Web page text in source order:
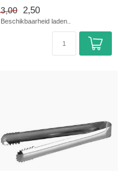
3,00
2,50
Beschikbaarheid laden..